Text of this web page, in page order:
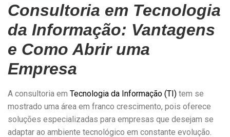
Consultoria em Tecnologia
da Informação: Vantagens
e Como Abrir uma
Empresa
A consultoria em Tecnologia da Informação (TI) tem se
mostrado uma área em franco crescimento, pois oferece
soluções especializadas para empresas que desejam se
adaptar ao ambiente tecnológico em constante evolução.